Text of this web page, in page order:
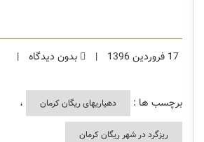
17 فروردین 1396 | بدون دیدگاه |
برچسب ها : دهیاریهای ریگان کرمان ،
ریزگرد در شهر ریگان کرمان